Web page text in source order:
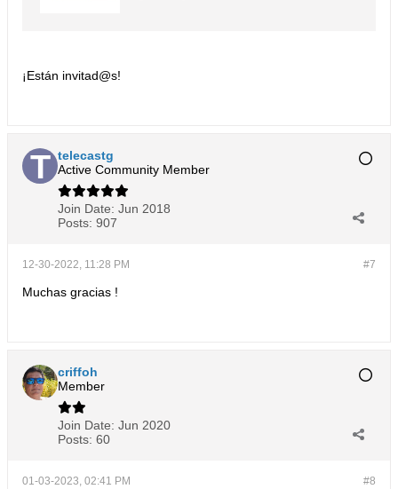
¡Están invitad@s!
telecastg
Active Community Member
Join Date: Jun 2018
Posts: 907
#7
12-30-2022, 11:28 PM
Muchas gracias !
criffoh
Member
Join Date: Jun 2020
Posts: 60
#8
01-03-2023, 02:41 PM